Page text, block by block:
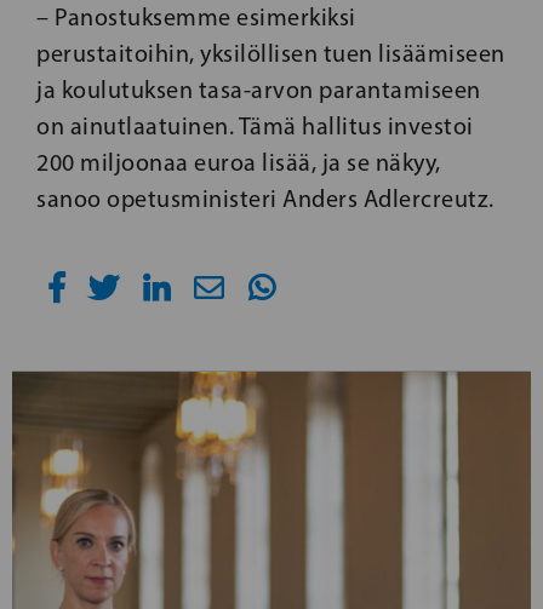
– Panostuksemme esimerkiksi
perustaitoihin, yksilöllisen tuen lisäämiseen
ja koulutuksen tasa-arvon parantamiseen
on ainutlaatuinen. Tämä hallitus investoi
200 miljoonaa euroa lisää, ja se näkyy,
sanoo opetusministeri Anders Adlercreutz.